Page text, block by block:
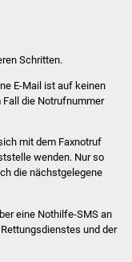
Musikschule
Schritten.
E-Mail ist auf keinen
die Notrufnummer
mit dem Faxnotruf
wenden. Nur so
die nächstgelegene
eine Nothilfe-SMS an
und der